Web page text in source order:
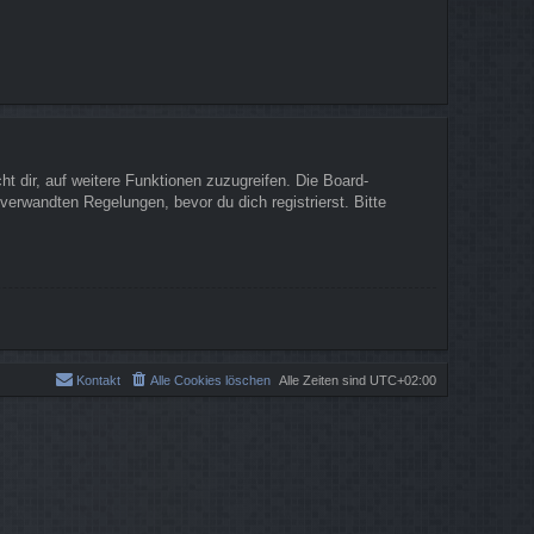
dir, auf weitere Funktionen zuzugreifen. Die Board-
Regelungen, bevor du dich registrierst. Bitte
Alle Zeiten sind UTC+02:00
Alle Cookies löschen
Kontakt